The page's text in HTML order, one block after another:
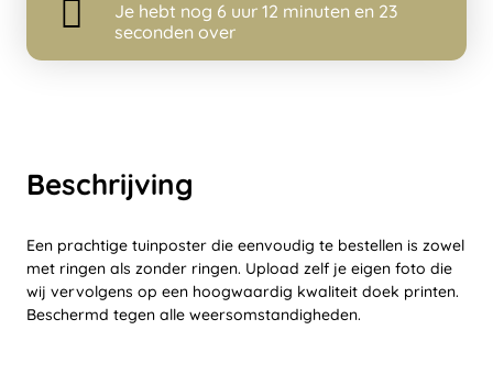
Beschrijving
Een prachtige tuinposter die eenvoudig te bestellen is zowel
met ringen als zonder ringen. Upload zelf je eigen foto die
wij vervolgens op een hoogwaardig kwaliteit doek printen.
Beschermd tegen alle weersomstandigheden.
Je hebt nog 6 uur 12 minuten en 23
seconden over